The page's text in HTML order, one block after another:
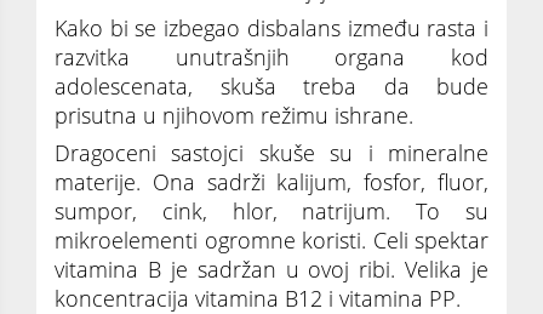
Kako bi se izbegao disbalans između rasta i
razvitka unutrašnjih organa kod
adolescenata, skuša treba da bude
prisutna u njihovom režimu ishrane.
Dragoceni sastojci skuše su i mineralne
materije. Ona sadrži kalijum, fosfor, fluor,
sumpor, cink, hlor, natrijum. To su
mikroelementi ogromne koristi. Celi spektar
vitamina B je sadržan u ovoj ribi. Velika je
koncentracija vitamina B12 i vitamina PP.